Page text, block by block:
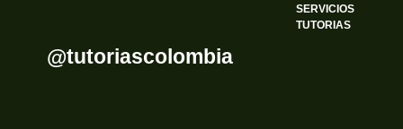
@tutoriascolombia
SERVICIOS
TUTORIAS